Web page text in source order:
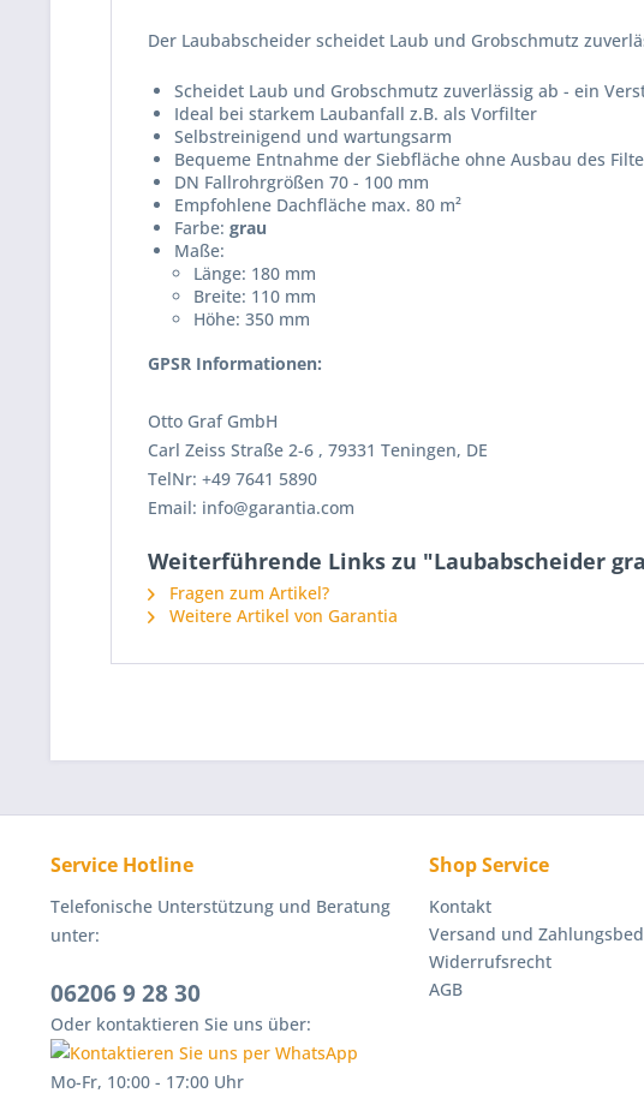
Der Laubabscheider scheidet Laub und Grobschmutz
Scheidet Laub und Grobschmutz zuverlässig ab - ein
Ideal bei starkem Laubanfall z.B. als Vorfilter
Selbstreinigend und wartungsarm
Bequeme Entnahme der Siebfläche ohne Ausbau des
DN Fallrohrgrößen 70 - 100 mm
Empfohlene Dachfläche max. 80 m²
Farbe: grau
Maße:
Länge: 180 mm
Breite: 110 mm
Höhe: 350 mm
GPSR Informationen:
Otto Graf GmbH
Carl Zeiss Straße 2-6 , 79331 Teningen, DE
TelNr: +49 7641 5890
Email: info@garantia.com
Weiterführende Links zu "Laubabscheider
Fragen zum Artikel?
Weitere Artikel von Garantia
Service Hotline
Telefonische Unterstützung und Beratung
unter:
06206 9 28 30
Oder kontaktieren Sie uns über:
Mo-Fr, 10:00 - 17:00 Uhr
Shop Service
Kontakt
Versand und
Widerrufsrecht
AGB